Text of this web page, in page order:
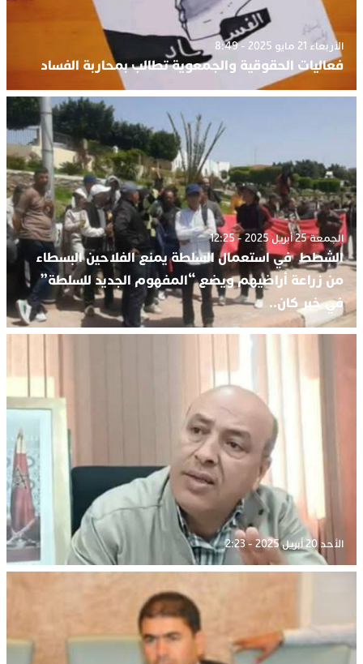
الأربعاء 21 مايو 2025 - 8:49
فعاليات الحقوقية والجمعوية تطالب بمحاربة الفساد
الجمعة 25 أبريل 2025 - 12:25
الشطط في استعمال السلطة يمنع الفلاحين البسطاء
من زراعة أراضيهم ويضع “المفهوم الجديد للسلطة”
في خبر كان..
الأحد 20 أبريل 2025 - 2:23